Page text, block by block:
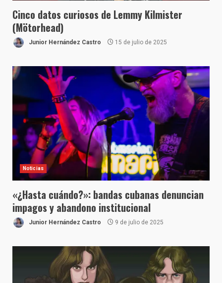
Cinco datos curiosos de Lemmy Kilmister
(Mötorhead)
Junior Hernández Castro 15 de julio de 2025
Noticias
«¿Hasta cuándo?»: bandas cubanas denuncian
impagos y abandono institucional
Junior Hernández Castro 9 de julio de 2025